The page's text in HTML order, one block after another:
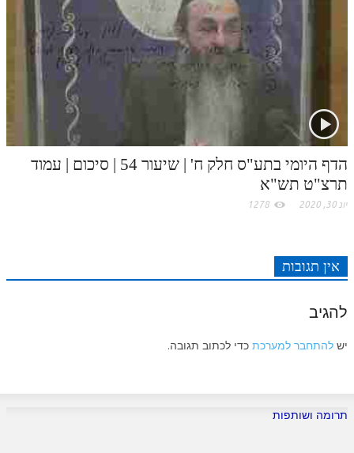
הדף היומי בתע"ס חלק ח' | שיעור 54 | סיכום | עמוד
תרצ"ט תש"א
יונ 30, 2020 1278
אין תגובות
להגיב
יש להתחבר למערכת כדי לכתוב תגובה.
תרומה ושותפות